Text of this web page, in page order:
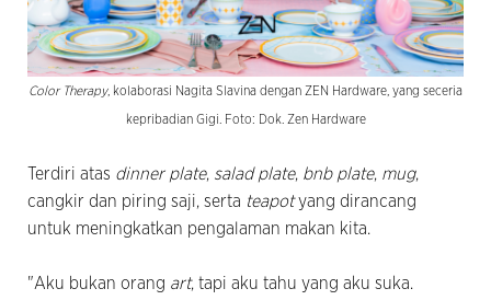
Color Therapy, kolaborasi Nagita Slavina dengan ZEN Hardware, yang seceria
kepribadian Gigi. Foto: Dok. Zen Hardware
Terdiri atas dinner plate, salad plate, bnb plate, mug,
cangkir dan piring saji, serta teapotyang dirancang
untuk meningkatkan pengalaman makan kita.
"Aku bukan orang art, tapi aku tahu yang aku suka.